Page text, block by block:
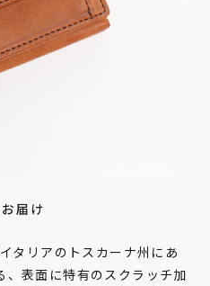
届け
タリアのトスカーナ州にあ
、表面に特有のスクラッチ加